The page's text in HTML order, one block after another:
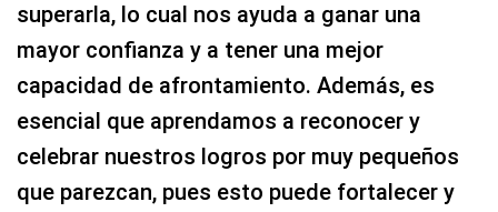
superarla, lo cual nos ayuda a ganar una
mayor confianza y a tener una mejor
capacidad de afrontamiento. Además, es
esencial que aprendamos a reconocer y
celebrar nuestros logros por muy pequeños
que parezcan, pues esto puede fortalecer y